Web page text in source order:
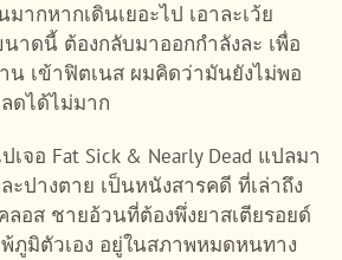
ากหากเดินเยอะไป เอาละเว้ย
าดนี้ ต้องกลับมาออกกำลังละ เพื่อ
เข้าฟิตเนส ผมคิดว่ามันยังไม่พอ
ดได้ไม่มาก
จอ Fat Sick & Nearly Dead แปลมา
ปางตาย เป็นหนังสารคดี ที่เล่าถึง
ลอส ชายอ้วนที่ต้องพึ่งยาสเตียรอยด์
ภูมิตัวเอง อยู่ในสภาพหมดหนทาง